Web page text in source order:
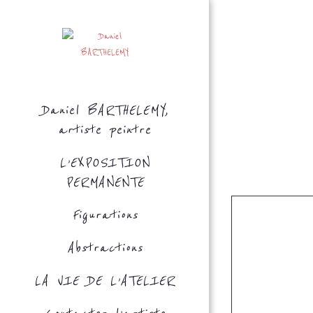
Daniel BARTHELEMY,
artiste peintre
L’EXPOSITION
PERMANENTE
Figurations
Abstractions
LA VIE DE L’ATELIER